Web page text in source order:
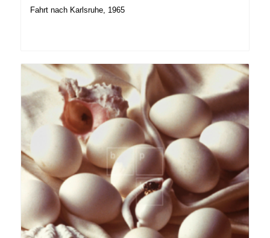
Fahrt nach Karlsruhe, 1965